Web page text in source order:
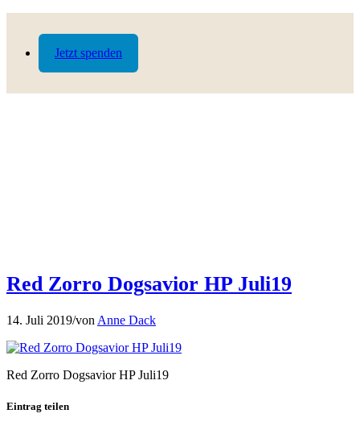
Jetzt spenden
Red Zorro Dogsavior HP Juli19
14. Juli 2019/von Anne Dack
Red Zorro Dogsavior HP Juli19
Eintrag teilen